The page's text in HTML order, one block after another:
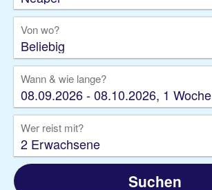
Privattransfer
Zusatzleistungen
Von wo?
Beliebig
Wann & wie lange?
08.09.2026 - 08.10.2026, 1 Woche
Wer reist mit?
2 Erwachsene
Suchen